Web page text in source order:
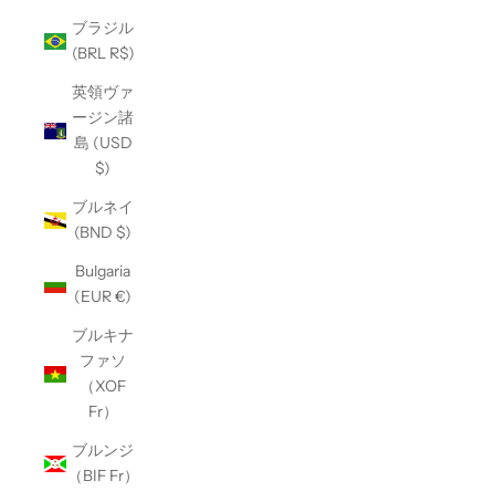
ブラジル
(BRL R$)
英領ヴァ
ージン諸
島 (USD
$)
ブルネイ
(BND $)
Bulgaria
(EUR €)
ブルキナ
ファソ
（XOF
Fr）
ブルンジ
（BIF Fr）